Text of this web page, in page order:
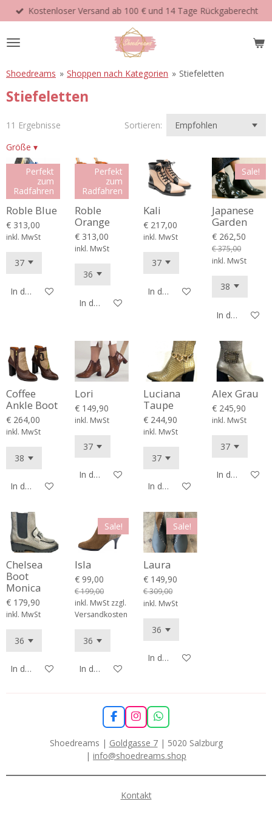
Zum
Hauptinhalt
springen
Kostenloser Versand ab 100 € und 14 Tage Rückgaberecht
Shoedreams » Shoppen nach Kategorien » Stiefeletten
Stiefeletten
11 Ergebnisse
Sortieren:
Größe ▾
Perfekt
zum
Radfahren
Roble Blue
€ 313,00
inkl. MwSt
In den Warenkorb
Perfekt
zum
Radfahren
Roble
Orange
€ 313,00
inkl. MwSt
In den Warenkorb
Kali
€ 217,00
inkl. MwSt
In den Warenkorb
Sale!
Japanese
Garden
€ 262,50
€ 375,00
inkl. MwSt
In den
Coffee
Ankle Boot
€ 264,00
inkl. MwSt
In den Warenkorb
Lori
€ 149,90
inkl. MwSt
In den Warenkorb
Luciana
Taupe
€ 244,90
inkl. MwSt
In den Warenkorb
Alex Grau
€ 245,90
inkl. MwSt
In den
Chelsea
Boot
Monica
€ 179,90
inkl. MwSt
In den Warenkorb
Sale!
Isla
€ 99,00
€ 199,00
inkl. MwSt zzgl.
Versandkosten
In den Warenkorb
Sale!
Laura
€ 149,90
€ 309,00
inkl. MwSt
In den Warenkorb
F
a
c
e
b
o
I
n
s
t
a
r
m
W
h
a
t
s
p
Shoedreams | Goldgasse 7| 5020 Salzburg
| info@shoedreams.shop
Kontakt